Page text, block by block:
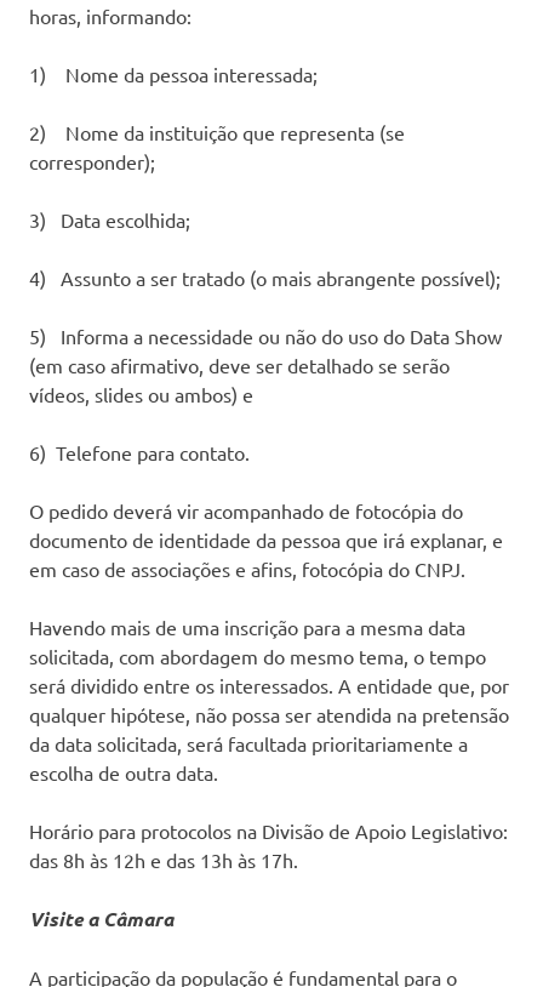
horas, informando:
1) Nome da pessoa interessada;
2) Nome da instituição que representa (se
corresponder);
3) Data escolhida;
4) Assunto a ser tratado (o mais abrangente possível);
5) Informa a necessidade ou não do uso do Data Show
(em caso afirmativo, deve ser detalhado se serão
vídeos, slides ou ambos) e
6) Telefone para contato.
O pedido deverá vir acompanhado de fotocópia do
documento de identidade da pessoa que irá explanar, e
em caso de associações e afins, fotocópia do CNPJ.
Havendo mais de uma inscrição para a mesma data
solicitada, com abordagem do mesmo tema, o tempo
será dividido entre os interessados. A entidade que, por
qualquer hipótese, não possa ser atendida na pretensão
da data solicitada, será facultada prioritariamente a
escolha de outra data.
Horário para protocolos na Divisão de Apoio Legislativo:
das 8h às 12h e das 13h às 17h.
Visite a Câmara
A participação da população é fundamental para o